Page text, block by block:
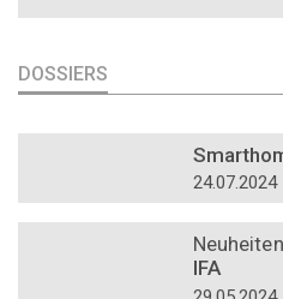
DOSSIERS
24.07.2024
IFA